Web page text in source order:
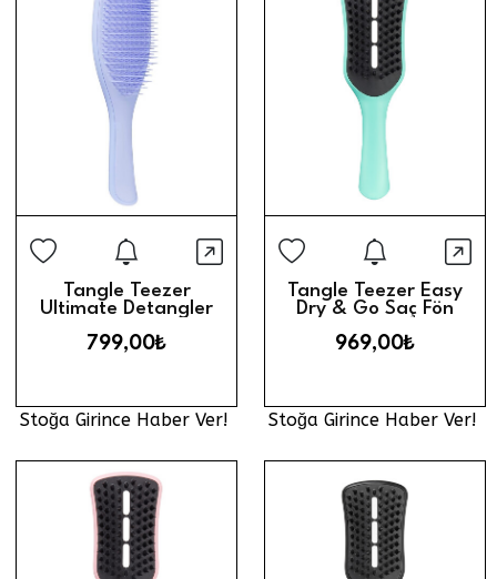
Stoğa Girince Haber Ver
Hızlı Görünüm
Tangle Teezer
Ultimate Detangler
Lavender
799,00₺
Stoğa Girince Haber Ver!
Stoğa
Tangle Teezer Easy
Dry & Go Saç Fön
969,00₺
Stoğa Girince Haber Ver!